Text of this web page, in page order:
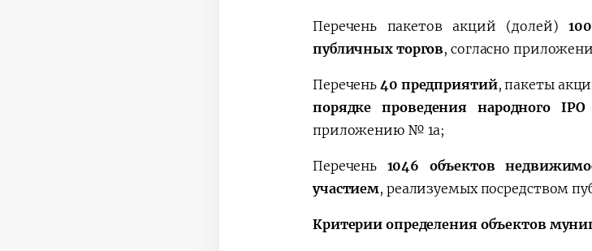
Перечень пакетов акций (долей)
публичных торгов, согласно
Перечень40 предприятий, пакеты
порядке проведения народного IPO
приложению № 1а;
Перечень 1046 объектов
участием, реализуемых посредством
Критерии определения объектов